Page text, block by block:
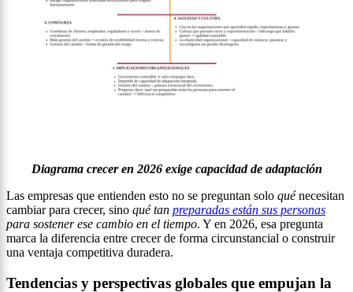
Diagrama crecer en 2026 exige capacidad de adaptación
Las empresas que entienden esto no se preguntan solo quénecesitan
cambiar para crecer, sino qué tan preparadas están sus personas
para sostener ese cambio en el tiempo. Y en 2026, esa pregunta
marca la diferencia entre crecer de forma circunstancial o construir
una ventaja competitiva duradera.
Tendencias y perspectivas globales que empujan la